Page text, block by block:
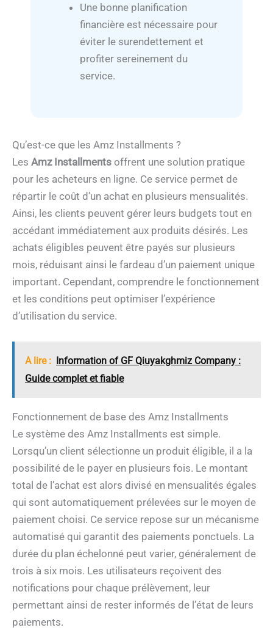
Une bonne planification
financière est nécessaire pour
éviter le surendettement et
profiter sereinement du
service.
Qu’est-ce que les Amz Installments ?
Les Amz Installments offrent une solution pratique
pour les acheteurs en ligne. Ce service permet de
répartir le coût d’un achat en plusieurs mensualités.
Ainsi, les clients peuvent gérer leurs budgets tout en
accédant immédiatement aux produits désirés. Les
achats éligibles peuvent être payés sur plusieurs
mois, réduisant ainsi le fardeau d’un paiement unique
important. Cependant, comprendre le fonctionnement
et les conditions peut optimiser l’expérience
d’utilisation du service.
A lire : Information of GF Qiuyakghmiz Company :
Guide complet et fiable
Fonctionnement de base des Amz Installments
Le système des Amz Installments est simple.
Lorsqu’un client sélectionne un produit éligible, il a la
possibilité de le payer en plusieurs fois. Le montant
total de l’achat est alors divisé en mensualités égales
qui sont automatiquement prélevées sur le moyen de
paiement choisi. Ce service repose sur un mécanisme
automatisé qui garantit des paiements ponctuels. La
durée du plan échelonné peut varier, généralement de
trois à six mois. Les utilisateurs reçoivent des
notifications pour chaque prélèvement, leur
permettant ainsi de rester informés de l’état de leurs
paiements.